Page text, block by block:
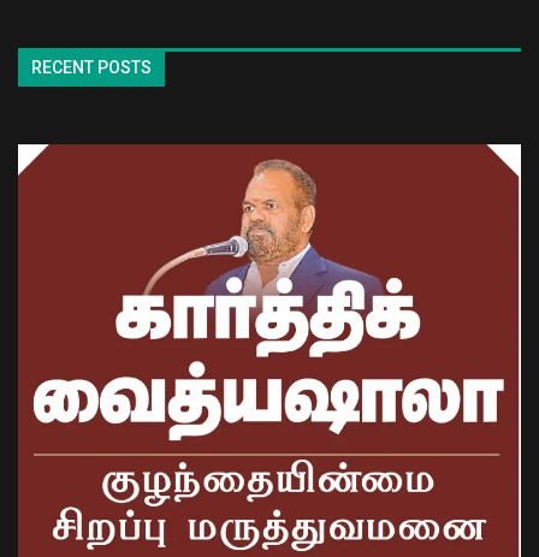
RECENT POSTS